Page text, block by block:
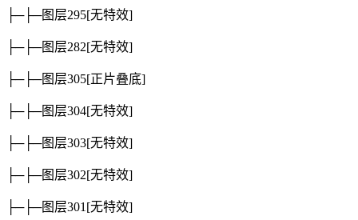
├─├─图层295[无特效]
├─├─图层282[无特效]
├─├─图层305[正片叠底]
├─├─图层304[无特效]
├─├─图层303[无特效]
├─├─图层302[无特效]
├─├─图层301[无特效]